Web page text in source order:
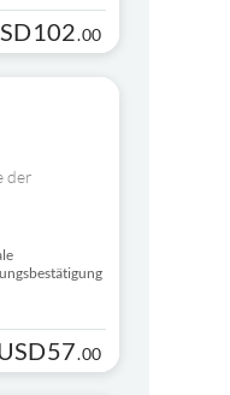
102.00
der
57.00